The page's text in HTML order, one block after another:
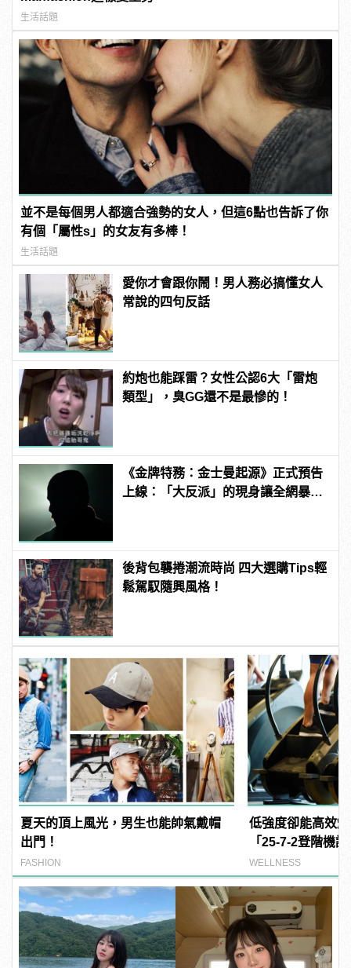
生活話題
並不是每個男人都適合強勢的女人，但這6點也告訴了你
有個「屬性s」的女友有多棒！
生活話題
愛你才會跟你鬧！男人務必搞懂女人
常說的四句反話
約炮也能踩雷？女性公認6大「雷炮
類型」，臭GG還不是最慘的！
《金牌特務：金士曼起源》正式預告
上線：「大反派」的現身讓全網暴
後背包襲捲潮流時尚 四大選購Tips輕
鬆駕馭隨興風格！
夏天的頂上風光，男生也能帥氣戴帽
出門！
FASHION
低強度卻能高效
「25-7-2登階機
WELLNESS